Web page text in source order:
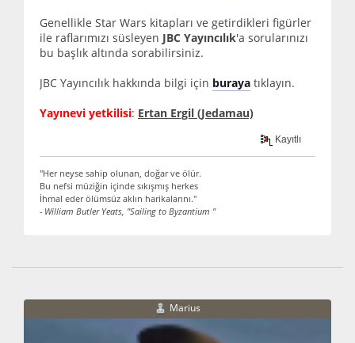
Genellikle Star Wars kitapları ve getirdikleri figürler
ile raflarımızı süsleyen JBC Yayıncılık'a sorularınızı
bu başlık altında sorabilirsiniz.
JBC Yayıncılık hakkında bilgi için buraya tıklayın.
Yayınevi yetkilisi: Ertan Ergil (Jedamau)
Kayıtlı
"Her neyse sahip olunan, doğar ve ölür.
Bu nefsi müziğin içinde sıkışmış herkes
İhmal eder ölümsüz aklın harikalarını."
- William Butler Yeats, "Sailing to Byzantium "
Marius